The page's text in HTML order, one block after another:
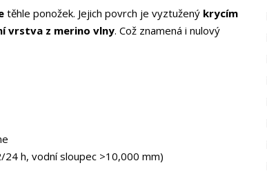
těhle ponožek. Jejich povrch je vyztužený krycím
vrstva z merino vlny. Což znamená i nulový
h, vodní sloupec >10,000 mm)